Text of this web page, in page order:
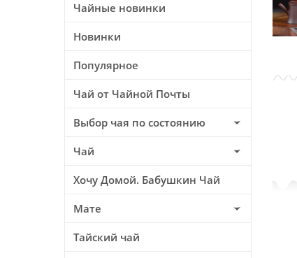
Чайные новинки
Новинки
Популярное
Чай от Чайной Почты
Выбор чая по состоянию
Чай
Хочу Домой. Бабушкин Чай
Мате
Тайский чай